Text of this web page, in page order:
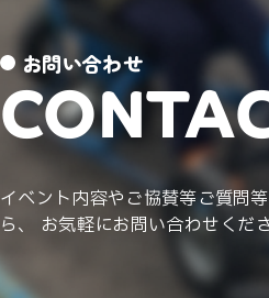
お問い合わせ
イベント内容やご協賛等ご質問
ら、 お気軽にお問い合わせくだ